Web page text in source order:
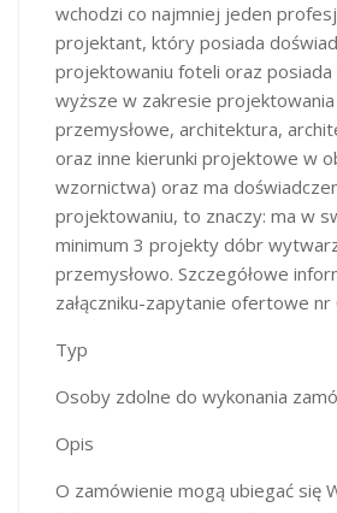
wchodzi co najmniej jeden
projektant, który posiada
projektowaniu foteli oraz posiada
wyższe w zakresie
przemysłowe, architektura,
oraz inne kierunki projektowe w
wzornictwa) oraz ma
projektowaniu, to znaczy: ma w
minimum 3 projekty dóbr
przemysłowo. Szczegółowe
załączniku-zapytanie ofertowe nr
Typ
Osoby zdolne do wykonania
Opis
O zamówienie mogą ubiegać się